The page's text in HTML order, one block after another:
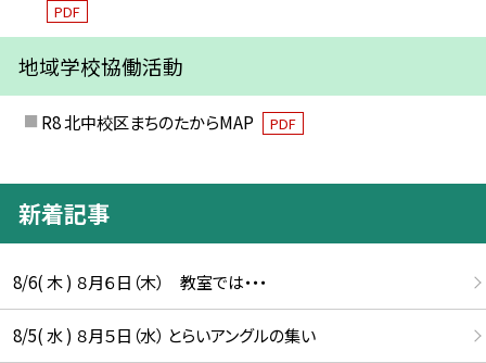
PDF
地域学校協働活動
R8 北中校区まちのたからMAP PDF
新着記事
8/6( 木 ) ８月６日（木） 教室では・・・
8/5( 水 ) ８月５日（水） とらいアングルの集い